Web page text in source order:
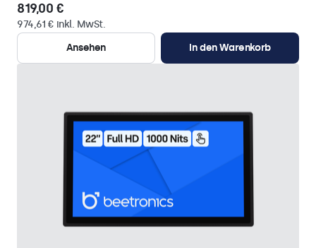
819,00 €
974,61 € inkl. MwSt.
Ansehen
In den Warenkorb